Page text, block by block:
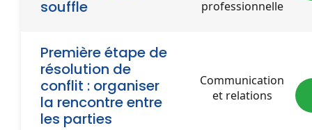
souffle
professionnelle
Première étape de
résolution de
conflit : organiser
la rencontre entre
les parties
Communication
et relations